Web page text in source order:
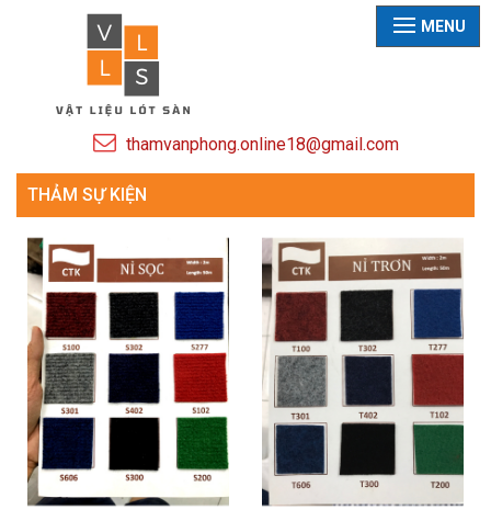
thamvanphong.online18@gmail.com
MENU
THẢM SỰ KIỆN